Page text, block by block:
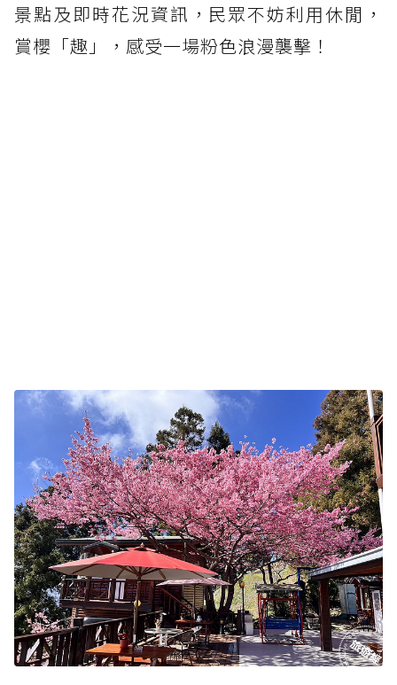
景點及即時花況資訊，民眾不妨利用休閒，
賞櫻「趣」，感受一場粉色浪漫襲擊！